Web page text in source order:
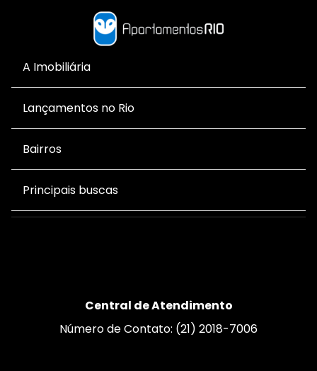
A Imobiliária
Lançamentos no Rio
Bairros
Principais buscas
Central de Atendimento
Número de Contato: (21) 2018-7006